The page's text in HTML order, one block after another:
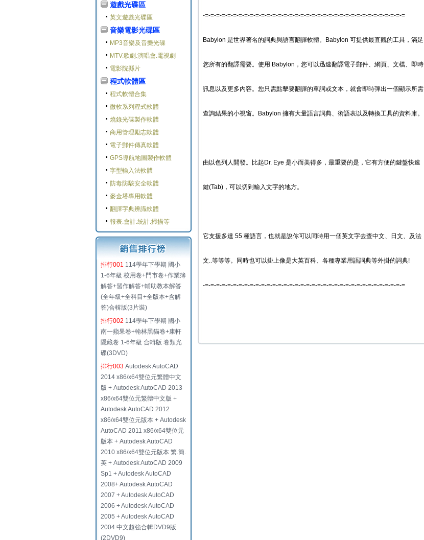
遊戲光碟區
英文遊戲光碟區
音樂電影光碟區
MP3音樂及音樂光碟
MTV.歌劇.演唱會.電視劇
電影院縣片
程式軟體區
程式軟體合集
微軟系列程式軟體
燒錄光碟製作軟體
商用管理勵志軟體
電子郵件傳真軟體
GPS導航地圖製作軟體
字型輸入法軟體
防毒防駭安全軟體
麥金塔專用軟體
翻譯字典辨識軟體
報表.會計.統計.掃描等
排行001 114學年下學期 國小
1-6年級 校用卷+門市卷+作業簿
解答+習作解答+輔助教本解答
(全年級+全科目+全版本+含解
答)合輯版(3片裝)
排行002 114學年下學期 國小
南一蘋果卷+翰林黑貓卷+康軒
隱藏卷 1-6年級 合輯版 卷類光
碟(3DVD)
排行003 Autodesk AutoCAD
2014 x86/x64雙位元繁體中文
版 + Autodesk AutoCAD 2013
x86/x64雙位元繁體中文版 +
Autodesk AutoCAD 2012
x86/x64雙位元版本 + Autodesk
AutoCAD 2011 x86/x64雙位元
版本 + Autodesk AutoCAD
2010 x86/x64雙位元版本 繁.簡.
英 + Autodesk AutoCAD 2009
Sp1 + Autodesk AutoCAD
2008+ Autodesk AutoCAD
2007 + Autodesk AutoCAD
2006 + Autodesk AutoCAD
2005 + Autodesk AutoCAD
2004 中文超強合輯DVD9版
(2DVD9)
-=-=-=-=-=-=-=-=-=-=-=-=-=-=-=-=-=-=-=-=-=-=-=-=-=-=-=-=-=-=-=-=-=-=-=-=
Babylon 是世界著名的詞典與語言翻譯軟體。Babylon 可提供最直觀的工具，滿足
您所有的翻譯需要。使用 Babylon，您可以迅速翻譯電子郵件、網頁、文檔、即時
訊息以及更多內容。您只需點擊要翻譯的單詞或文本，就會即時彈出一個顯示所需
查詢結果的小視窗。Babylon 擁有大量語言詞典、術語表以及轉換工具的資料庫。
由以色列人開發。比起Dr. Eye 是小而美得多，最重要的是，它有方便的鍵盤快速
鍵(Tab)，可以切到輸入文字的地方。
它支援多達 55 種語言，也就是說你可以同時用一個英文字去查中文、日文、及法
文..等等等。同時也可以掛上像是大英百科、各種專業用語詞典等外掛的詞典!
-=-=-=-=-=-=-=-=-=-=-=-=-=-=-=-=-=-=-=-=-=-=-=-=-=-=-=-=-=-=-=-=-=-=-=-=